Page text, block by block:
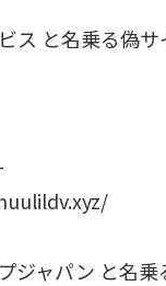
ス と名乗る偽サ
ジャパン と名乗